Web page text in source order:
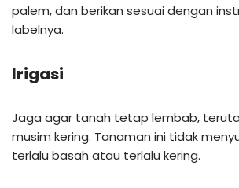
palem, dan berikan sesuai dengan
labelnya.
Irigasi
Jaga agar tanah tetap lembab,
musim kering. Tanaman ini tidak
terlalu basah atau terlalu kering.